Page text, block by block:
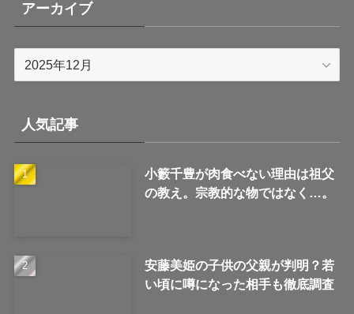
アーカイブ
ブ
人気記事
小籔千豊が肉食べない理由は祖父
の教え。宗教的な物ではなく…。
安藤美姫の子供の父親が判明？若
い頃に噂になった相手も徹底調査